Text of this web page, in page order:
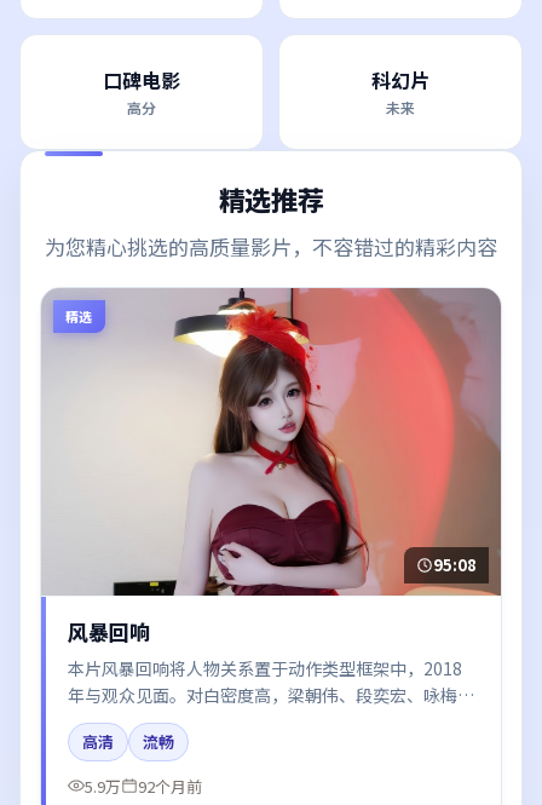
口碑电影
高分
科幻片
未来
精选推荐
为您精心挑选的高质量影片，不容错过的精彩内容
精选
95:08
风暴回响
本片风暴回响将人物关系置于动作类型框架中，2018
年与观众见面。对白密度高，梁朝伟、段奕宏、咏梅的
台词节奏值得关注；整体气质偏日本都市与冷色调摄
影。
高清
流畅
5.9万
92个月前